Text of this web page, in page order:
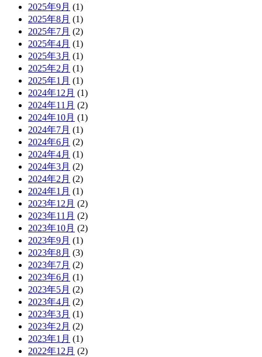
2025年9月 (1)
2025年8月 (1)
2025年7月 (2)
2025年4月 (1)
2025年3月 (1)
2025年2月 (1)
2025年1月 (1)
2024年12月 (1)
2024年11月 (2)
2024年10月 (1)
2024年7月 (1)
2024年6月 (2)
2024年4月 (1)
2024年3月 (2)
2024年2月 (2)
2024年1月 (1)
2023年12月 (2)
2023年11月 (2)
2023年10月 (2)
2023年9月 (1)
2023年8月 (3)
2023年7月 (2)
2023年6月 (1)
2023年5月 (2)
2023年4月 (2)
2023年3月 (1)
2023年2月 (2)
2023年1月 (1)
2022年12月 (2)